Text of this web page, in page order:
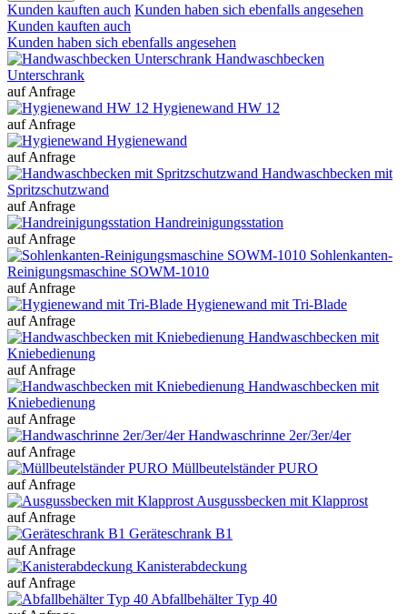
Kunden kauften auch Kunden haben sich ebenfalls angesehen
Kunden kauften auch
Kunden haben sich ebenfalls angesehen
Handwaschbecken
Unterschrank
auf Anfrage
Hygienewand HW 12
auf Anfrage
Hygienewand
auf Anfrage
Handwaschbecken mit
Spritzschutzwand
auf Anfrage
Handreinigungsstation
auf Anfrage
Sohlenkanten-
Reinigungsmaschine SOWM-1010
auf Anfrage
Hygienewand mit Tri-Blade
auf Anfrage
Handwaschbecken mit
Kniebedienung
auf Anfrage
Handwaschbecken mit
Kniebedienung
auf Anfrage
Handwaschrinne 2er/3er/4er
auf Anfrage
Müllbeutelständer PURO
auf Anfrage
Ausgussbecken mit Klapprost
auf Anfrage
Geräteschrank B1
auf Anfrage
Kanisterabdeckung
auf Anfrage
Abfallbehälter Typ 40